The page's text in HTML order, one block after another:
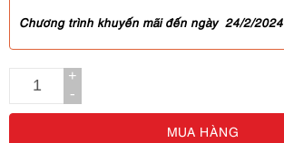
Chương trình khuyến mãi đến ngày 24/2/2024
+
-
MUA HÀNG